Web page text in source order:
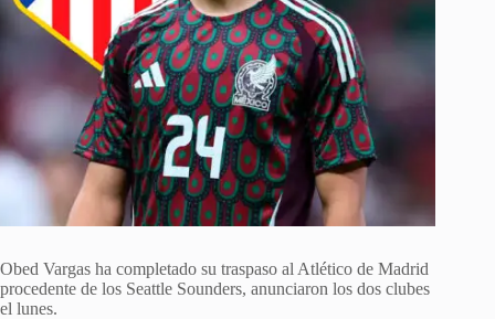
Obed Vargas ha completado su traspaso al Atlético de Madrid
procedente de los Seattle Sounders, anunciaron los dos clubes
el lunes.